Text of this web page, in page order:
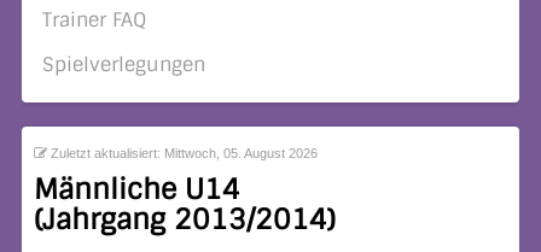
Trainer FAQ
Spielverlegungen
Zuletzt aktualisiert: Mittwoch, 05. August 2026
Männliche U14
(Jahrgang 2013/2014)